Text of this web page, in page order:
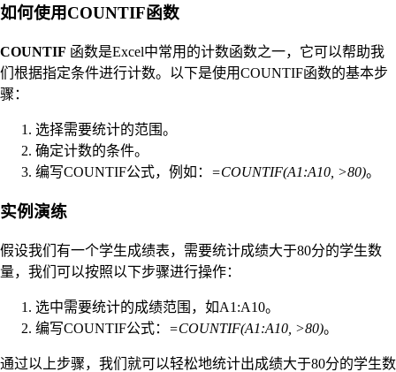
如何使用COUNTIF函数
COUNTIF 函数是Excel中常用的计数函数之一，它可以帮助我
们根据指定条件进行计数。以下是使用COUNTIF函数的基本步
骤：
选择需要统计的范围。
确定计数的条件。
编写COUNTIF公式，例如： =COUNTIF(A1:A10, >80)。
实例演练
假设我们有一个学生成绩表，需要统计成绩大于80分的学生数
量，我们可以按照以下步骤进行操作：
选中需要统计的成绩范围，如A1:A10。
编写COUNTIF公式： =COUNTIF(A1:A10, >80)。
通过以上步骤，我们就可以轻松地统计出成绩大于80分的学生数